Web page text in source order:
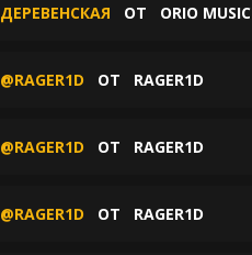
ДЕРЕВЕНСКАЯ ОТ ORIO MUSIC
@RAGER1D ОТ RAGER1D
@RAGER1D ОТ RAGER1D
@RAGER1D ОТ RAGER1D